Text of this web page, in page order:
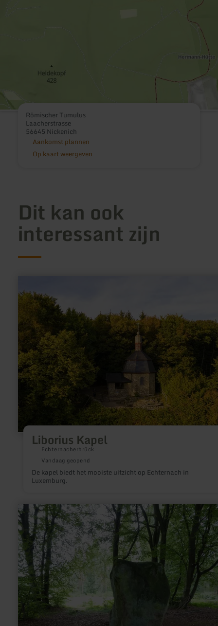
Römischer Tumulus
Laacherstrasse
56645 Nickenich
Aankomst plannen
Op kaart weergeven
Dit kan ook
interessant zijn
Liborius Kapel
Echternacherbrück
Vandaag geopend
De kapel biedt het mooiste uitzicht op Echternach in
Luxemburg.
over:
Liborius
Kapel
meer
informatie
over:
Druidenstein